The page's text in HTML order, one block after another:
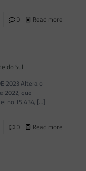
0 Read more
do Sul
2023 Altera o
2022, que
no 15.434, […]
0 Read more